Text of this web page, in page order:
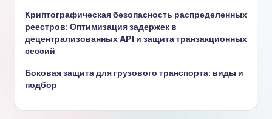
Криптографическая безопасность распределенных
реестров: Оптимизация задержек в
децентрализованных API и защита транзакционных
сессий
Боковая защита для грузового транспорта: виды и
подбор